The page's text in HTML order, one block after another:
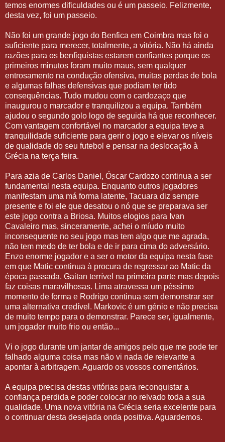
temos enormes dificuldades ou é um passeio. Felizmente,
desta vez, foi um passeio.
Não foi um grande jogo do Benfica em Coimbra mas foi o
suficiente para merecer, totalmente, a vitória. Não há ainda
razões para os benfiquistas estarem confiantes porque os
primeiros minutos foram muito maus, sem qualquer
entrosamento na condução ofensiva, muitas perdas de bola
e algumas falhas defensivas que podiam ter tido
consequências. Tudo mudou com o cardozaço que
inaugurou o marcador e tranquilizou a equipa. Também
ajudou o segundo golo logo de seguida há que reconhecer.
Com vantagem confortável no marcador a equipa teve a
tranquilidade suficiente para gerir o jogo e elevar os níveis
de qualidade do seu futebol e pensar na deslocação à
Grécia na terça feira.
Para azia de Carlos Daniel, Óscar Cardozo continua a ser
fundamental nesta equipa. Enquanto outros jogadores
manifestam uma má forma latente, Tacuara diz sempre
presente e foi ele que desatou o nó que se preparava ser
este jogo contra a Briosa. Muitos elogios para Ivan
Cavaleiro mas, sinceramente, achei o míudo muito
inconsequente no seu jogo mas tem algo que me agrada,
não tem medo de ter bola e de ir para cima do adversário.
Enzo enorme jogador e a ser o motor da equipa nesta fase
em que Matic continua à procura de regressar ao Matic da
época passada. Gaitan terrível na primeira parte mas depois
faz coisas maravilhosas. Lima atravessa um péssimo
momento de forma e Rodrigo continua sem demonstrar ser
uma alternativa credível. Markovic é um génio e não precisa
de muito tempo para o demonstrar. Parece ser, igualmente,
um jogador muito frio ou então...
Vi o jogo durante um jantar de amigos pelo que me pode ter
falhado alguma coisa mas não vi nada de relevante a
apontar à arbitragem. Aguardo os vossos comentários.
A equipa precisa destas vitórias para reconquistar a
confiança perdida e poder colocar no relvado toda a sua
qualidade. Uma nova vitória na Grécia seria excelente para
o continuar desta desejada onda positiva. Aguardemos.